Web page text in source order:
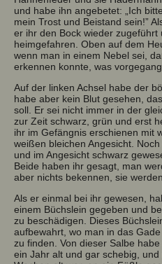
und habe ihn angebetet: „Ich
mein Trost und Beistand sein!”
er ihr den Bock wieder
heimgefahren. Oben auf dem
wenn man in einem Nebel sei,
erkennen konnte, was
Auf der linken Achsel habe der
habe aber kein Blut gesehen,
soll. Er sei nicht immer in der
zur Zeit schwarz, grün und erst
ihr im Gefängnis erschienen mit
weißen bleichen Angesicht.
und im Angesicht schwarz
Beide haben ihr gesagt, man
aber nichts bekennen, sie
Als er einmal bei ihr gewesen,
einem Büchslein gegeben und
zu beschädigen. Dieses
aufbewahrt, wo man in das
zu finden. Von dieser Salbe
ein Jahr alt und gar schebig,